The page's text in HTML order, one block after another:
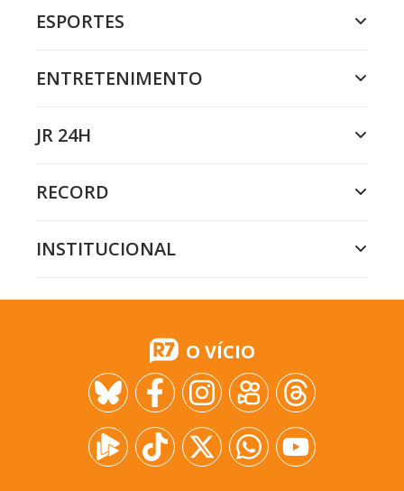
ESPORTES
ENTRETENIMENTO
JR 24H
RECORD
INSTITUCIONAL
O VÍCIO